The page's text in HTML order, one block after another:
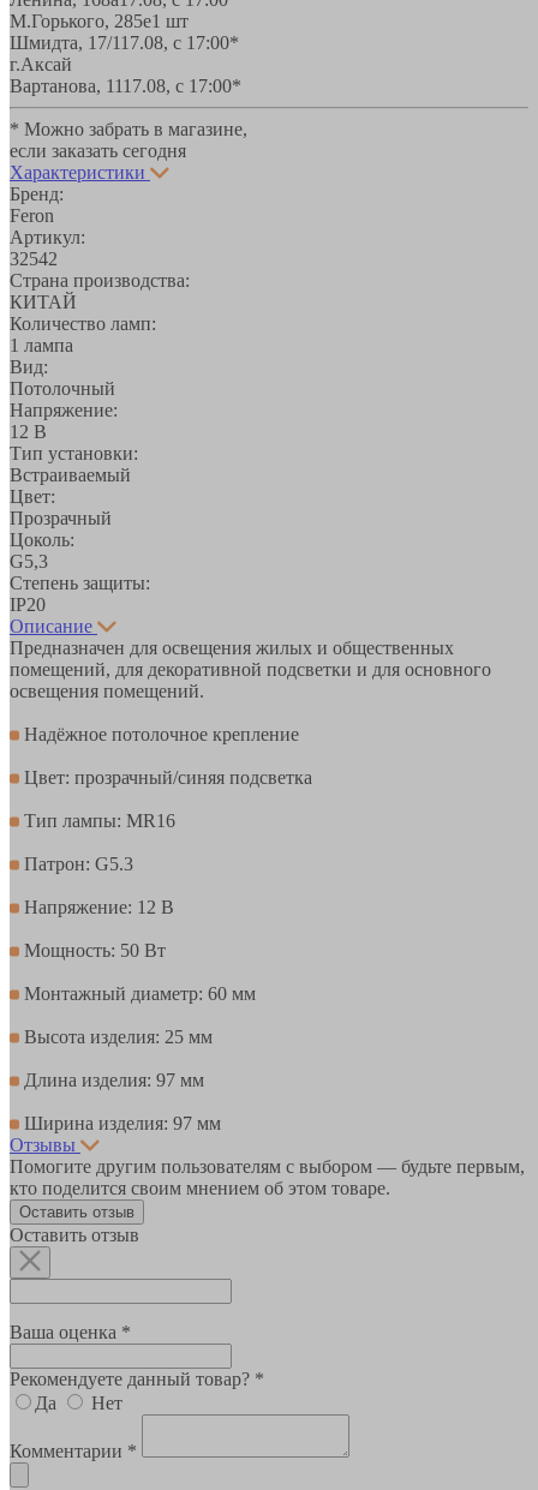
М.Горького, 285е1 шт
Шмидта, 17/117.08, с 17:00*
г.Аксай
Вартанова, 1117.08, с 17:00*
* Можно забрать в магазине,
если заказать сегодня
Характеристики
Бренд:
Feron
Артикул:
32542
Страна производства:
КИТАЙ
Количество ламп:
1 лампа
Вид:
Потолочный
Напряжение:
12 В
Тип установки:
Встраиваемый
Цвет:
Прозрачный
Цоколь:
G5,3
Степень защиты:
IP20
Описание
Предназначен для освещения жилых и общественных
помещений, для декоративной подсветки и для основного
освещения помещений.
Надёжное потолочное крепление
Цвет: прозрачный/синяя подсветка
Тип лампы: MR16
Патрон: G5.3
Напряжение: 12 В
Мощность: 50 Вт
Монтажный диаметр: 60 мм
Высота изделия: 25 мм
Длина изделия: 97 мм
Ширина изделия: 97 мм
Отзывы
Помогите другим пользователям с выбором — будьте первым,
кто поделится своим мнением об этом товаре.
Оставить отзыв
Оставить отзыв
Ваша оценка *
Рекомендуете данный товар? *
Да
Нет
Комментарии *